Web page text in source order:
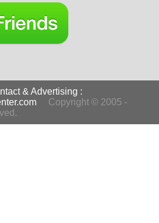
& Advertising :
Copyright © 2005 -